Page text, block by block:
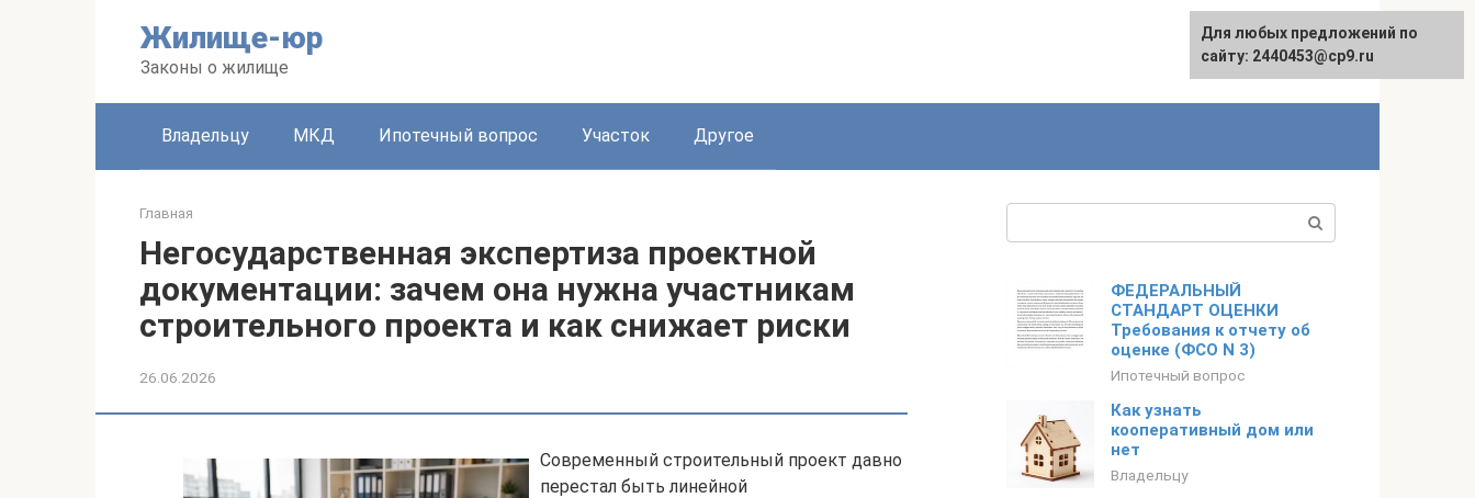
Жилище-юр
Законы о жилище
Владельцу МКД Ипотечный вопрос Участок Другое
Главная
Негосударственная экспертиза проектной
документации: зачем она нужна участникам
строительного проекта и как снижает риски
26.06.2026
Современный строительный проект давно
перестал быть линейной
ФЕДЕРАЛЬНЫЙ
СТАНДАРТ ОЦЕНКИ
Требования к отчету об
оценке (ФСО N 3)
Ипотечный вопрос
Как узнать
кооперативный дом или
нет
Владельцу
Для любых предложений по
сайту: 2440453@cp9.ru